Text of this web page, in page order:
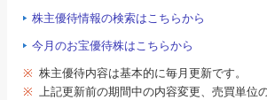
株主優待情報の検索はこちらから
今月のお宝優待株はこちらから
※ 株主優待内容は基本的に毎月更新です。
※ 上記更新前の期間中の内容変更、売買単位